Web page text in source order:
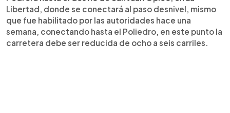
Libertad, donde se conectará al paso desnivel, mismo
que fue habilitado por las autoridades hace una
semana, conectando hasta el Poliedro, en este punto la
carretera debe ser reducida de ocho a seis carriles.